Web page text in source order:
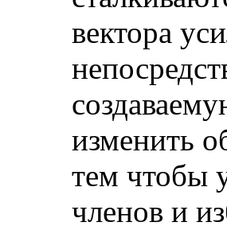
вектора
изменить
тем чтобы
членов и